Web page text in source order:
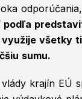
podľa
všetky
sumu.
krajín EÚ